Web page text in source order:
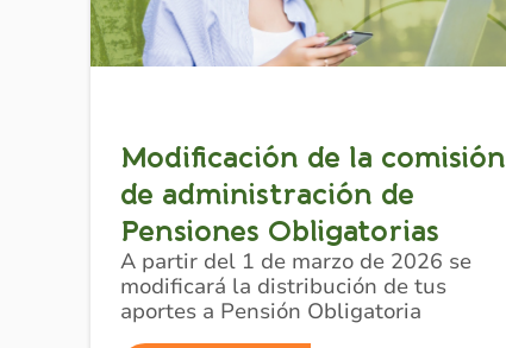
Modificación de la comisión
de administración de
Pensiones Obligatorias
A partir del 1 de marzo de 2026 se
modificará la distribución de tus
aportes a Pensión Obligatoria